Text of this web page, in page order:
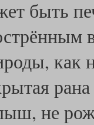
быть
как
не